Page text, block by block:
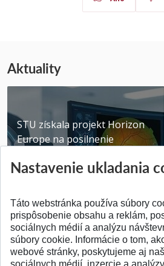
Aktuality
STU získala projekt Horizon
Europe na posilnenie
Publikované 31.07.2026
SPÄŤ NA
Nastavenie ukladania
Táto webstránka používa súbory
prispôsobenie obsahu a reklám,
sociálnych médií a analýzu
súbory cookie. Informácie o tom,
webové stránky, poskytujeme aj
sociálnych médií, inzercie a